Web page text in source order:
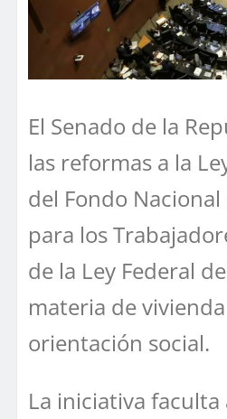
El Senado de la
las reformas a la
del Fondo
para los
de la Ley Federal
materia de
orientación social.
La iniciativa